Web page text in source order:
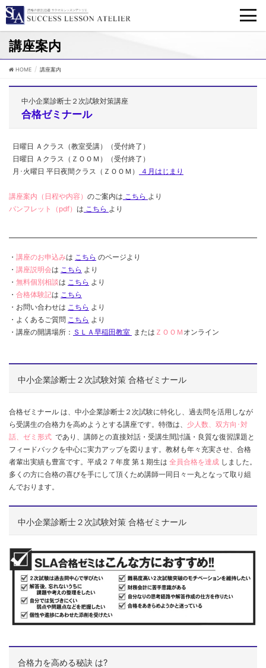
講座案内
HOME 講座案内
中小企業診断士２次試験対策講座
合格ゼミナール
日曜日 Ａクラス（教室受講）（受付終了）
日曜日 Ａクラス（ＺＯＯＭ）（受付終了）
月･火曜日 平日夜間クラス（ＺＯＯＭ）
４月はじまり
講座案内（日程や内容） のご案内は こちら より
パンフレット（pdf） は こちら より
・ 講座のお申込みは こちら のページより
・ 講座説明会は こちら より
・ 無料個別相談は こちら より
・ 合格体験記は こちら
・お問い合わせは こちら より
・よくあるご質問 こちら より
・講座の開講場所： ＳＬＡ早稲田教室 または ＺＯＯＭ オンライン
中小企業診断士２次試験対策 合格ゼミナール
合格ゼミナール は、中小企業診断士２次試験に特化し、過去問を活用しなが
ら受講生の合格力を高めようとする講座です。特徴は、 少人数、双方向･対
話、ゼミ形式 であり、講師との直接対話・受講生間討議・良質な復習課題と
フィードバックを中心に実力アップを図ります。教材も年々充実させ、合格
者輩出実績も豊富です。平成２７年度 第１期生は 全員合格を達成 しました。
多くの方に合格の喜びを手にして頂くため講師一同日々一丸となって取り組
んでおります。
中小企業診断士２次試験対策 合格ゼミナール
合格力を高める秘訣 は?